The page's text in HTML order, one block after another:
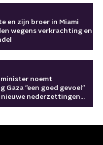
en zijn broer in Miami
wegens verkrachting en
noemt
Gaza "een goed gevoel"
nederzettingen